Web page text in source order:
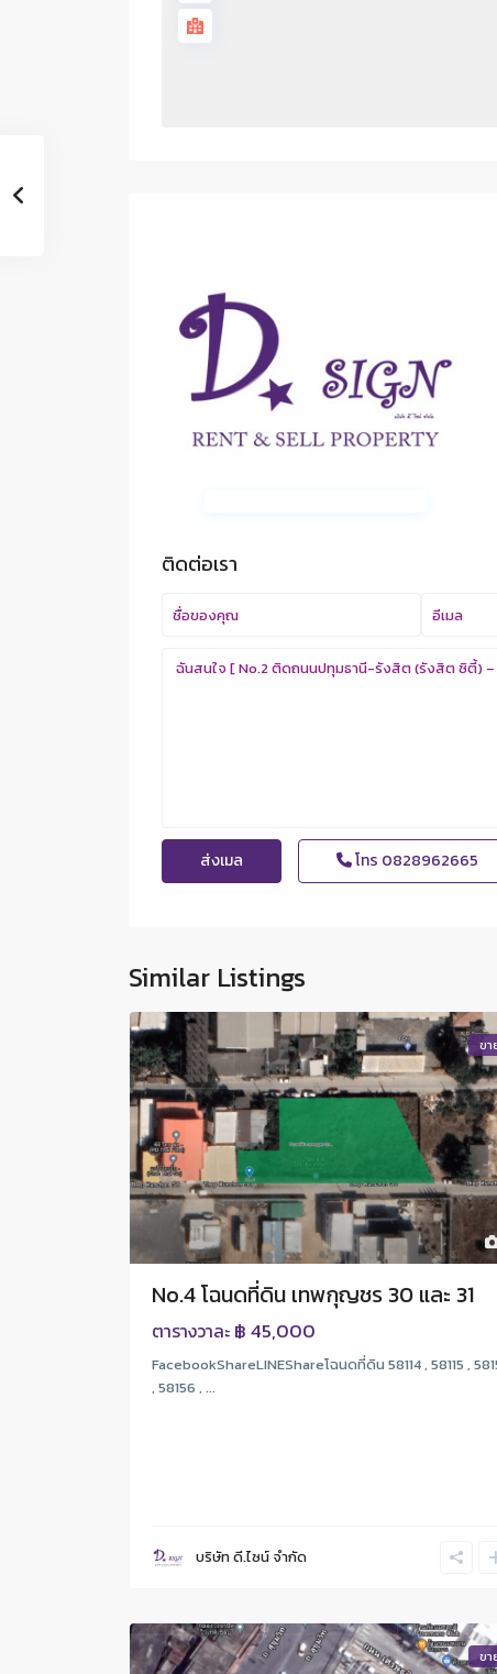
ติดต่อเรา
โทร 0828962665
Similar Listings
ขา
No.4 โฉนดที่ดิน เทพกุญชร 30 และ 31
ตารางวาละ ฿ 45,000
FacebookShareLINEShareโฉนดที่ดิน 58114 , 58115 ,
, 58156 , ...
บริษัท ดี.ไซน์ จํากัด
ขา